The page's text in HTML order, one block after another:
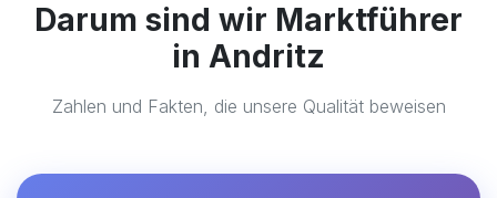
Darum sind wir Marktführer
in Andritz
Zahlen und Fakten, die unsere Qualität beweisen